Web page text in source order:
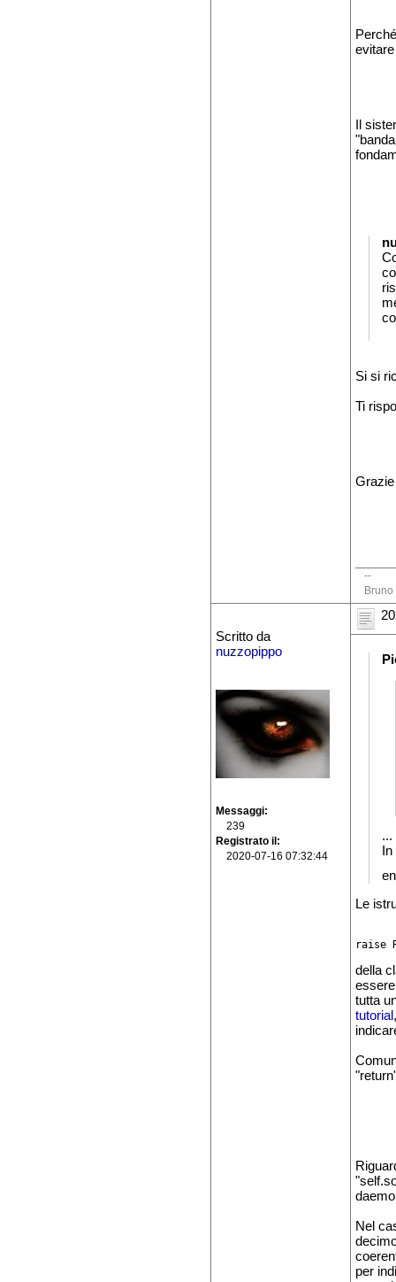
Il
Si si
Ti
--
Bruno
Scritto da
nuzzopippo
Messaggi
239
Registrato il
2020-07-16 07:32:44
...
Le
raise
della
tutta
tutorial
Nel
per